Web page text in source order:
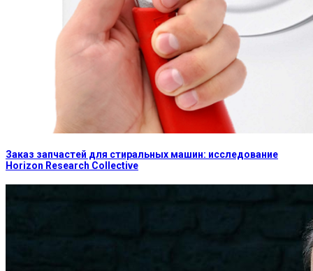
Заказ запчастей для стиральных машин: исследование
Horizon Research Collective